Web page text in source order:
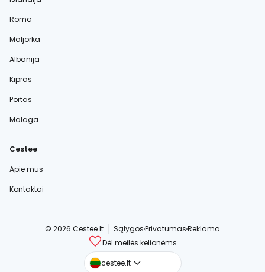
Roma
Maljorka
Albanija
Kipras
Portas
Malaga
Cestee
Apie mus
Kontaktai
© 2026 Cestee.lt SąlygosPrivatumasReklama
Dėl meilės kelionėms
cestee.lt
cestee.com